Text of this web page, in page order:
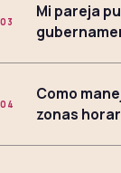
03
Mi pareja
04
Como
zonas